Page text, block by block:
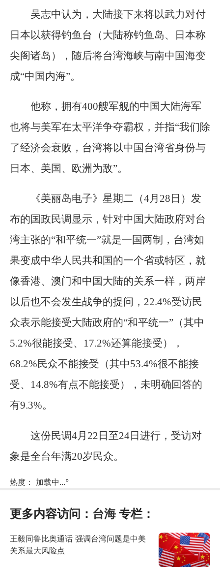
吴志中认为，大陆接下来将以武力对付
日本以获得钓鱼台（大陆称钓鱼岛、日本称
尖阁诸岛），随后将台湾海峡与南中国海变
成“中国内海”。
他称，拥有400艘军舰的中国大陆海军
也将与美军在太平洋争夺霸权，并指“我们除
了经济会衰败，台湾将以中国台湾省身份与
日本、美国、欧洲为敌”。
《美丽岛电子》星期二（4月28日）发
布的国政民调显示，针对中国大陆政府对台
湾主张的“和平统一”就是一国两制，台湾如
果变成中华人民共和国的一个省或特区，就
像香港、澳门和中国大陆的关系一样，两岸
以后也不会发生战争的提问，22.4%受访民
众表示能接受大陆政府的“和平统一”（其中
5.2%很能接受、17.2%还算能接受），
68.2%民众不能接受（其中53.4%很不能接
受、14.8%有点不能接受），未明确回答的
有9.3%。
这份民调4月22日至24日进行，受访对
象是全台年满20岁民众。
热度： 加载中...°
更多内容访问： 台海专栏：
王毅同鲁比奥通话 强调台湾问题是中美
关系最大风险点